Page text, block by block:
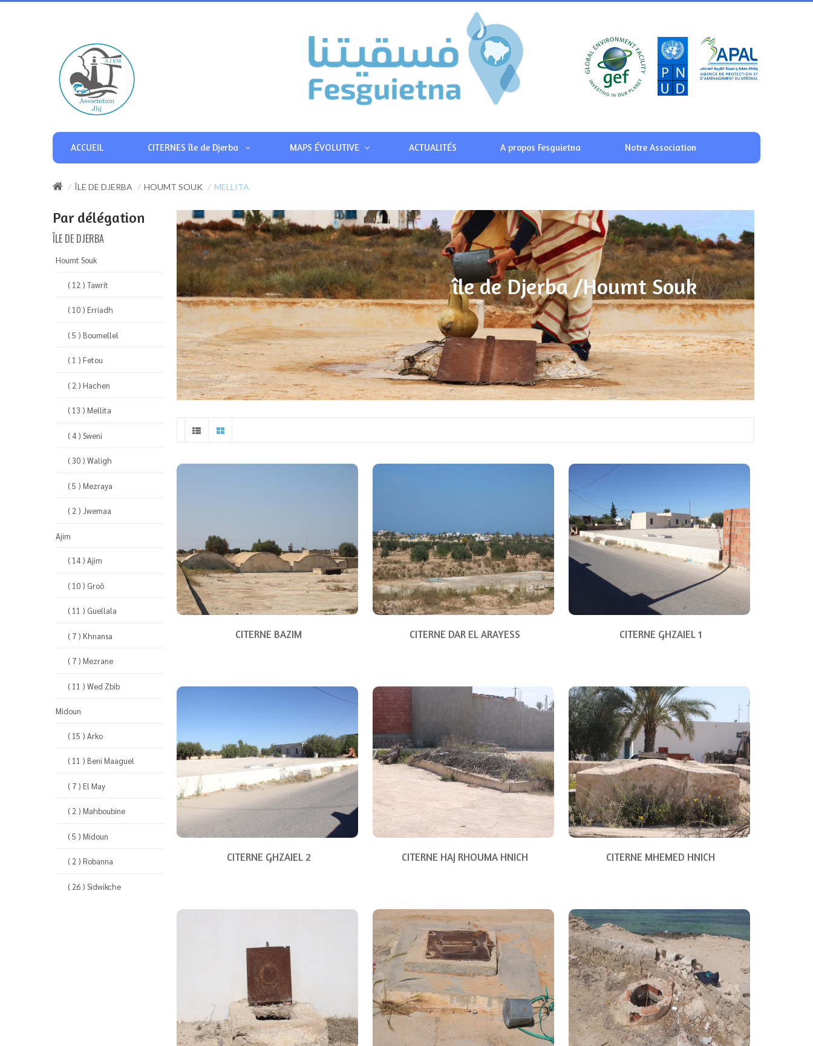
ACCUEIL CITERNES île de Djerba MAPS ÉVOLUTIVE ACTUALITÉS A propos Fesguietna Notre Association
ÎLE DE DJERBA HOUMT SOUK MELLITA
Par délégation
ÎLE DE DJERBA
Houmt Souk
( 12 ) Tawrit
( 10 ) Erriadh
( 5 ) Boumellel
( 1 ) Fetou
( 2 ) Hachen
( 13 ) Mellita
( 4 ) Sweni
( 30 ) Waligh
( 5 ) Mezraya
( 2 ) Jwemaa
Ajim
( 14 ) Ajim
( 10 ) Groô
( 11 ) Guellala
( 7 ) Khnansa
( 7 ) Mezrane
( 11 ) Wed Zbib
Midoun
( 15 ) Arko
( 11 ) Beni Maaguel
( 7 ) El May
( 2 ) Mahboubine
( 5 ) Midoun
( 2 ) Robanna
( 26 ) Sidwikche
île de Djerba /Houmt Souk
CITERNE BAZIM CITERNE DAR EL ARAYESS CITERNE GHZAIEL 1
CITERNE GHZAIEL 2 CITERNE HAJ RHOUMA HNICH CITERNE MHEMED HNICH